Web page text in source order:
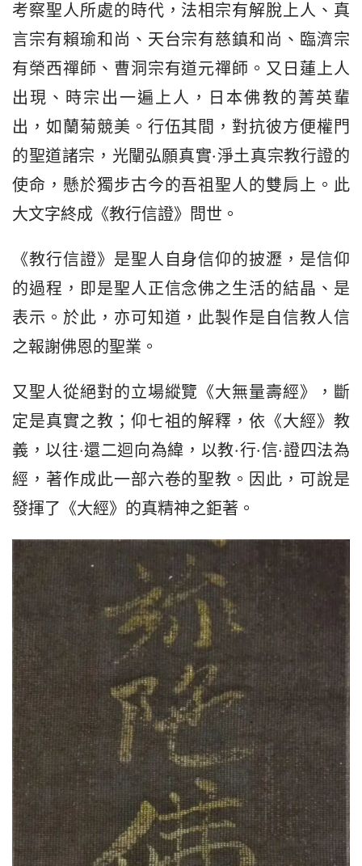
考察聖人所處的時代，法相宗有解脫上人、真
言宗有賴瑜和尚、天台宗有慈鎮和尚、臨濟宗
有榮西禪師、曹洞宗有道元禪師。又日蓮上人
出現、時宗出一遍上人，日本佛教的菁英輩
出，如蘭菊競美。行伍其間，對抗彼方便權門
的聖道諸宗，光闡弘願真實·淨土真宗教行證的
使命，懸於獨步古今的吾祖聖人的雙肩上。此
大文字終成《教行信證》問世。
《教行信證》是聖人自身信仰的披瀝，是信仰
的過程，即是聖人正信念佛之生活的結晶、是
表示。於此，亦可知道，此製作是自信教人信
之報謝佛恩的聖業。
又聖人從絕對的立場縱覽《大無量壽經》，斷
定是真實之教；仰七祖的解釋，依《大經》教
義，以往·還二迴向為緯，以教·行·信·證四法為
經，著作成此一部六卷的聖教。因此，可說是
發揮了《大經》的真精神之鉅著。